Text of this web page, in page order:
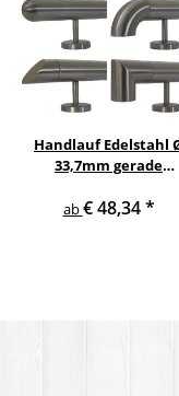
Handlauf Edelstahl
33,7mm gerade
ab€ 48,34*